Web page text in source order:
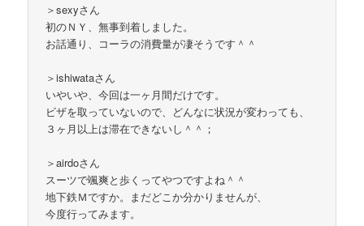
＞sexyさん
初のＮＹ、無事到着しました。
お話通り、コーラの消費量が凄そうです＾＾
＞ishiwataさん
いやいや、今回は一ヶ月間だけです。
ビザを取っていないので、どんなに状況が変わっても、
３ヶ月以上は滞在できないし＾＾；
＞airdoさん
スーツで颯爽と歩くってやつですよね＾＾
地下鉄Ｍですか。まだどこか分かりませんが、
今度行ってみます。